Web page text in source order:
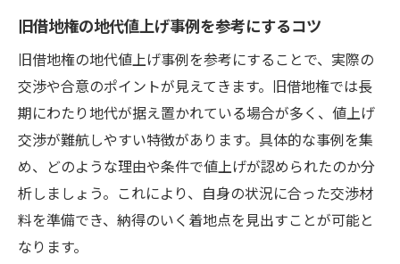
旧借地権の地代値上げ事例を参考にするコツ
旧借地権の地代値上げ事例を参考にすることで、実際の
交渉や合意のポイントが見えてきます。旧借地権では長
期にわたり地代が据え置かれている場合が多く、値上げ
交渉が難航しやすい特徴があります。具体的な事例を集
め、どのような理由や条件で値上げが認められたのか分
析しましょう。これにより、自身の状況に合った交渉材
料を準備でき、納得のいく着地点を見出すことが可能と
なります。